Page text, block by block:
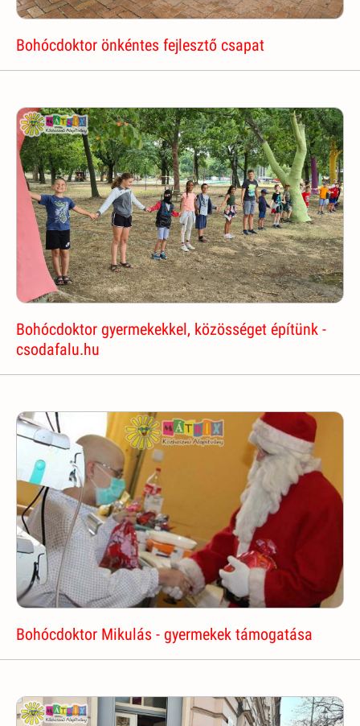
Bohócdoktor önkéntes fejlesztő csapat
Bohócdoktor gyermekekkel, közösséget építünk -
csodafalu.hu
Bohócdoktor Mikulás - gyermekek támogatása